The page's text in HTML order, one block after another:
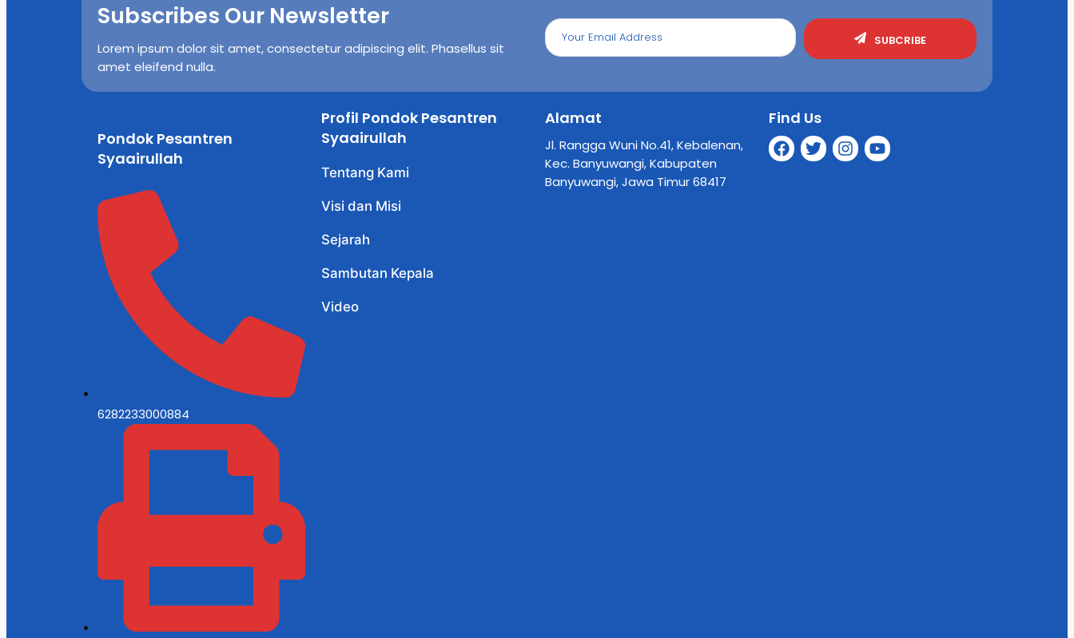
Subscribes Our Newsletter
Lorem ipsum dolor sit amet, consectetur adipiscing elit. Phasellus sit
amet eleifend nulla.
SUBCRIBE
Pondok Pesantren
Syaairullah
6282233000884
Profil Pondok Pesantren
Syaairullah
Tentang Kami
Visi dan Misi
Sejarah
Sambutan Kepala
Video
Alamat
Jl. Rangga Wuni No.41, Kebalenan,
Kec. Banyuwangi, Kabupaten
Banyuwangi, Jawa Timur 68417
Find Us